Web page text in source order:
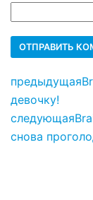
предыдущая
девочку!
следующая
снова